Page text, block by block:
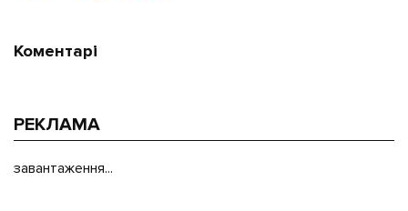
Коментарі
РЕКЛАМА
завантаження...